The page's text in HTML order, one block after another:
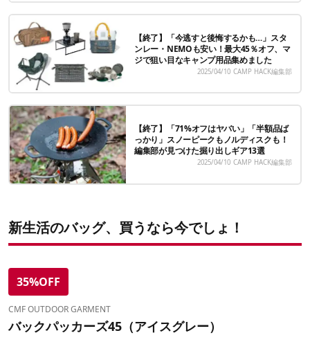
【終了】「今逃すと後悔するかも…」スタ
ンレー・NEMOも安い！最大45％オフ、マ
ジで狙い目なキャンプ用品集めました
2025/04/10 CAMP HACK編集部
【終了】「71%オフはヤバい」「半額品ば
っかり」スノーピークもノルディスクも！
編集部が見つけた掘り出しギア13選
2025/04/10 CAMP HACK編集部
新生活のバッグ、買うなら今でしょ！
35%OFF
CMF OUTDOOR GARMENT
バックパッカーズ45（アイスグレー）